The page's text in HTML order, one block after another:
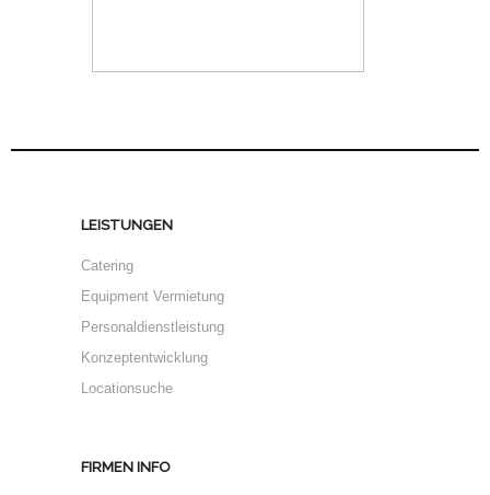
LEISTUNGEN
Catering
Equipment Vermietung
Personaldienstleistung
Konzeptentwicklung
Locationsuche
FIRMEN INFO